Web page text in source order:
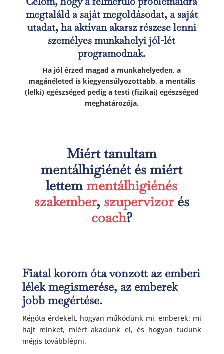
megtaláld a saját megoldásodat, a saját
utadat, ha aktívan akarsz részese lenni
személyes munkahelyi jól-lét
programodnak.
Ha jól érzed magad a munkahelyeden, a
magánéleted is kiegyensúlyozottabb, a mentális
(lelki) egészséged pedig a testi (fizikai) egészséged
meghatározója.
Miért tanultam
mentálhigiénét és miért
lettemmentálhigiénés
szakember, szupervizorés
coach?
Fiatal korom óta vonzott az emberi
lélek megismerése, az emberek
jobb megértése.
Régóta érdekelt, hogyan működünk mi, emberek: mi
hajt minket, miért akadunk el, és hogyan tudunk
mégis továbblépni.